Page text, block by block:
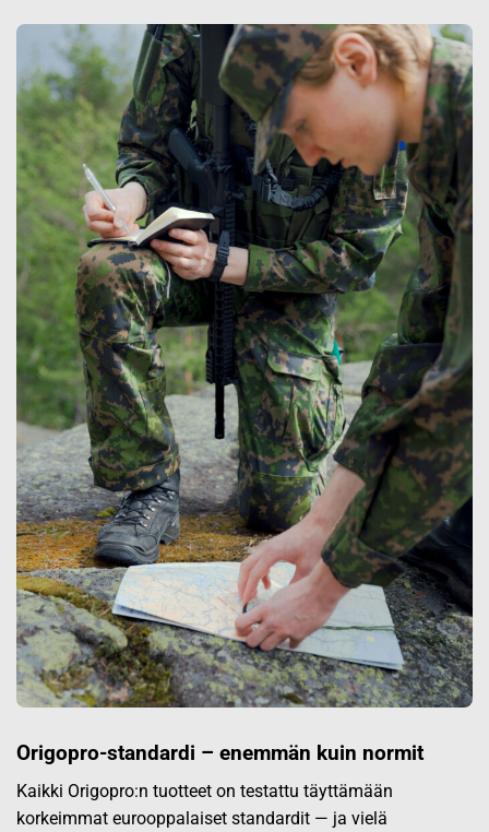
Origopro-standardi – enemmän kuin normit
Kaikki Origopro:n tuotteet on testattu täyttämään
korkeimmat eurooppalaiset standardit — ja vielä